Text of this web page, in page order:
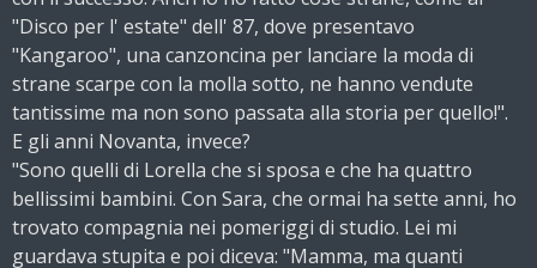
"Disco per l' estate" dell' 87, dove presentavo
"Kangaroo", una canzoncina per lanciare la moda di
strane scarpe con la molla sotto, ne hanno vendute
tantissime ma non sono passata alla storia per quello!".
E gli anni Novanta, invece?
"Sono quelli di Lorella che si sposa e che ha quattro
bellissimi bambini. Con Sara, che ormai ha sette anni, ho
trovato compagnia nei pomeriggi di studio. Lei mi
guardava stupita e poi diceva: "Mamma, ma quanti